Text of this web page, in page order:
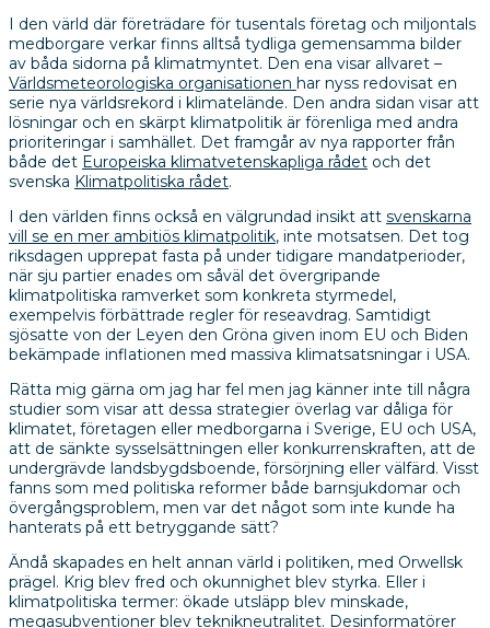
I den värld där företrädare för tusentals företag och miljontals
medborgare verkar finns alltså tydliga gemensamma bilder
av båda sidorna på klimatmyntet. Den ena visar allvaret –
Världsmeteorologiska organisationen har nyss redovisat en
serie nya världsrekord i klimatelände. Den andra sidan visar att
lösningar och en skärpt klimatpolitik är förenliga med andra
prioriteringar i samhället. Det framgår av nya rapporter från
både det Europeiska klimatvetenskapliga rådet och det
svenska Klimatpolitiska rådet.
I den världen finns också en välgrundad insikt att svenskarna
vill se en mer ambitiös klimatpolitik, inte motsatsen. Det tog
riksdagen upprepat fasta på under tidigare mandatperioder,
när sju partier enades om såväl det övergripande
klimatpolitiska ramverket som konkreta styrmedel,
exempelvis förbättrade regler för reseavdrag. Samtidigt
sjösatte von der Leyen den Gröna given inom EU och Biden
bekämpade inflationen med massiva klimatsatsningar i USA.
Rätta mig gärna om jag har fel men jag känner inte till några
studier som visar att dessa strategier överlag var dåliga för
klimatet, företagen eller medborgarna i Sverige, EU och USA,
att de sänkte sysselsättningen eller konkurrenskraften, att de
undergrävde landsbygdsboende, försörjning eller välfärd. Visst
fanns som med politiska reformer både barnsjukdomar och
övergångsproblem, men var det något som inte kunde ha
hanterats på ett betryggande sätt?
Ändå skapades en helt annan värld i politiken, med Orwellsk
prägel. Krig blev fred och okunnighet blev styrka. Eller i
klimatpolitiska termer: ökade utsläpp blev minskade,
megasubventioner blev teknikneutralitet. Desinformatörer